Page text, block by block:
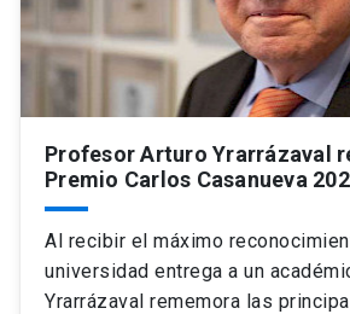
Profesor Arturo Yrarrázaval
Premio Carlos Casanueva
Al recibir el máximo
universidad entrega a un
Yrarrázaval rememora las